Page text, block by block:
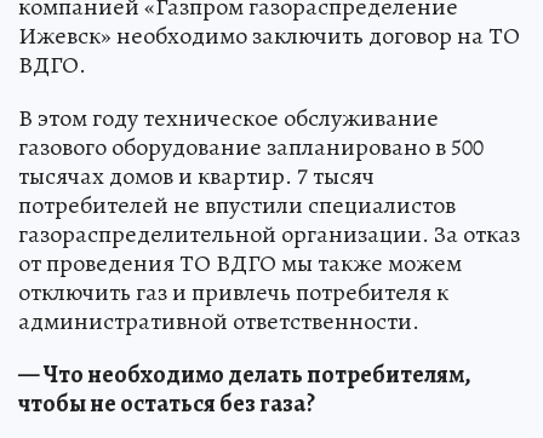
компанией «Газпром газораспределение
Ижевск» необходимо заключить договор на ТО
ВДГО.
В этом году техническое обслуживание
газового оборудование запланировано в 500
тысячах домов и квартир. 7 тысяч
потребителей не впустили специалистов
газораспределительной организации. За отказ
от проведения ТО ВДГО мы также можем
отключить газ и привлечь потребителя к
административной ответственности.
— Что необходимо делать потребителям,
чтобы не остаться без газа?